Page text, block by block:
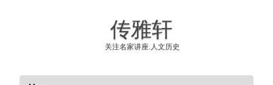
传雅轩
关注名家讲座.人文历史
Skip to content